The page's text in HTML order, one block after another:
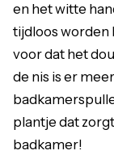
en het witte
tijdloos worden
voor dat het
de nis is er
plantje dat
badkamer!